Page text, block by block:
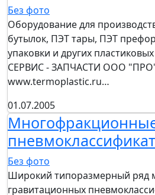
Без фото
Оборудование для
бутылок, ПЭТ тары, ПЭТ
упаковки и других
СЕРВИС - ЗАПЧАСТИ OOO
www.termoplastic.ru…
01.07.2005
Без фото
Широкий типоразмерный ряд
гравитационных